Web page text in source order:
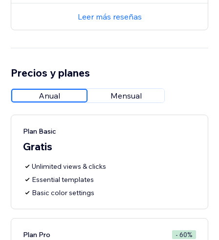
Leer más reseñas
Precios y planes
Anual Mensual
Plan Basic
Gratis
Unlimited views & clicks
Essential templates
Basic color settings
Plan Pro - 60%